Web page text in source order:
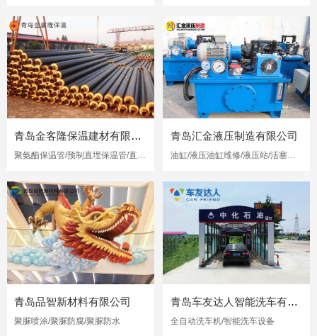
青岛金客隆保温建材有限公司
聚氨酯保温管/预制直埋保温管/直埋保温管
青岛汇金液压制造有限公司
油缸/液压油缸维修/液压站/活塞杆修复
青岛品智新材料有限公司
聚脲喷涂/聚脲防腐/聚脲防水
青岛车友达人智能洗车有限公司
全自动洗车机/智能洗车设备